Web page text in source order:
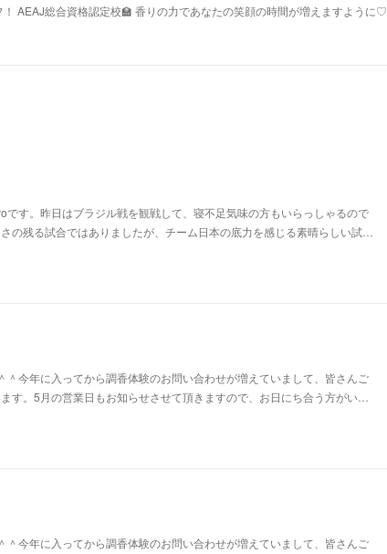
AEAJ総合資格認定校🏫 香りの力であなたの笑顔の時間が増えますように♡
す。昨日はブラジル戦を観戦して、寝不足気味の方もいらっしゃるので
の残る試合ではありましたが、チーム日本の底力を感じる素晴らしい試…
今年に入ってから調香体験のお問い合わせが増えていまして、皆さんご
す。5月の営業日もお知らせさせて頂きますので、お日にち合う方がい…
今年に入ってから調香体験のお問い合わせが増えていまして、皆さんご